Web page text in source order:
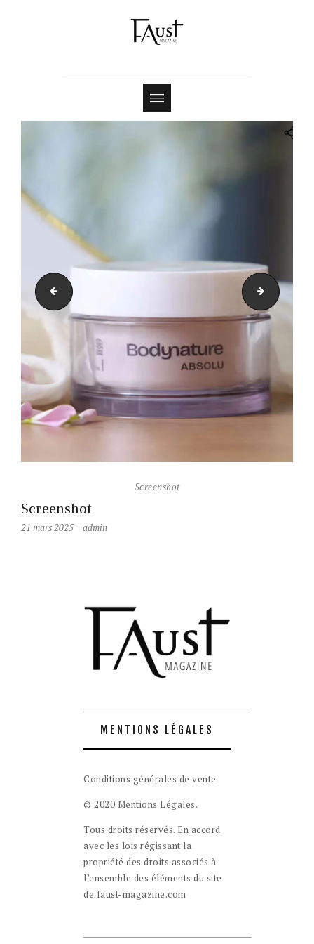
Screenshot
Screenshot
Screenshot
21 mars 2025 admin
MENTIONS LÉGALES
Conditions générales de vente
© 2020 Mentions Légales.
Tous droits réservés. En accord
avec les lois régissant la
propriété des droits associés à
l’ensemble des éléments du site
de faust-magazine.com